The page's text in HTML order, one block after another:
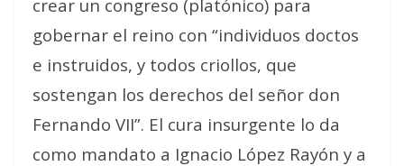
crear un congreso (platónico) para
gobernar el reino con “individuos doctos
e instruidos, y todos criollos, que
sostengan los derechos del señor don
Fernando VII”. El cura insurgente lo da
como mandato a Ignacio López Rayón y a